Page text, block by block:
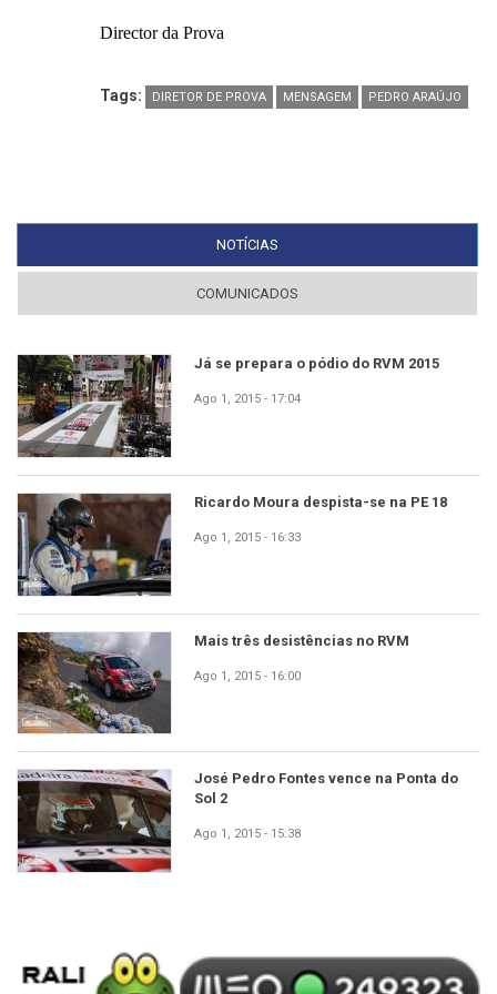
Director da Prova
Tags: DIRETOR DE PROVA MENSAGEM PEDRO ARAÚJO
NOTÍCIAS
COMUNICADOS
Já se prepara o pódio do RVM 2015
Ago 1, 2015 - 17:04
Ricardo Moura despista-se na PE 18
Ago 1, 2015 - 16:33
Mais três desistências no RVM
Ago 1, 2015 - 16:00
José Pedro Fontes vence na Ponta do
Sol 2
Ago 1, 2015 - 15:38